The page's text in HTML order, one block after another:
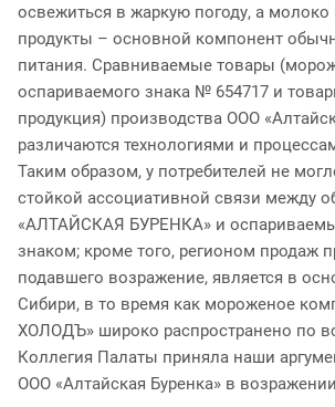
освежиться в жаркую погоду, а
продукты – основной компонент
питания. Сравниваемые товары
оспариваемого знака № 654717 и
продукция) производства ООО
различаются технологиями и
Таким образом, у потребителей не
стойкой ассоциативной связи между
«АЛТАЙСКАЯ БУРЕНКА» и
знаком; кроме того, регионом продаж
подавшего возражение, является в
Сибири, в то время как мороженое
ХОЛОДЪ» широко распространено по
Коллегия Палаты приняла наши
ООО «Алтайская Буренка» в возражении